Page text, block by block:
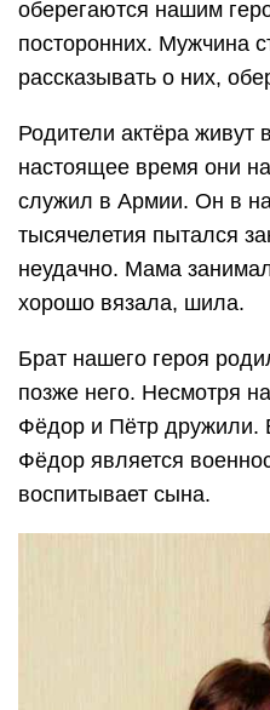
оберегаются нашим
посторонних. Мужчина
рассказывать о них,
Родители актёра
настоящее время они
служил в Армии. Он в
тысячелетия пытался
неудачно. Мама
хорошо вязала, шила.
Брат нашего героя
позже него. Несмотря
Фёдор и Пётр дружили.
Фёдор является
воспитывает сына.